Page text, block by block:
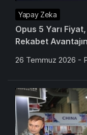
Yapay Zeka
Opus 5 Yarı
Rekabet
26 Temmuz 2026 -